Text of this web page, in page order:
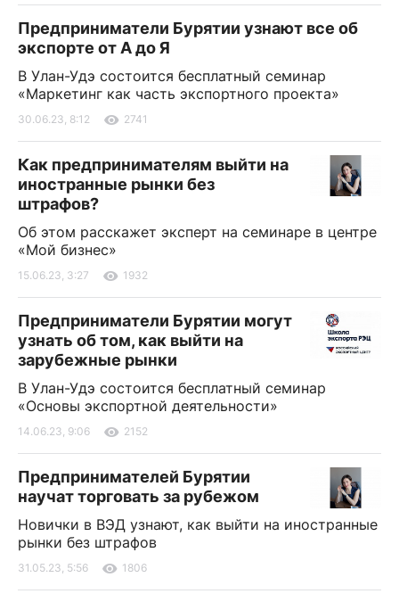
Предприниматели Бурятии узнают все об
экспорте от А до Я
В Улан-Удэ состоится бесплатный семинар
«Маркетинг как часть экспортного проекта»
30.06.23, 8:12 2741
Как предпринимателям выйти на
иностранные рынки без
штрафов?
Об этом расскажет эксперт на семинаре в центре
«Мой бизнес»
15.06.23, 3:27 1932
Предприниматели Бурятии могут
узнать об том, как выйти на
зарубежные рынки
В Улан-Удэ состоится бесплатный семинар
«Основы экспортной деятельности»
14.06.23, 9:06 2152
Предпринимателей Бурятии
научат торговать за рубежом
Новички в ВЭД узнают, как выйти на иностранные
рынки без штрафов
31.05.23, 5:56 1806